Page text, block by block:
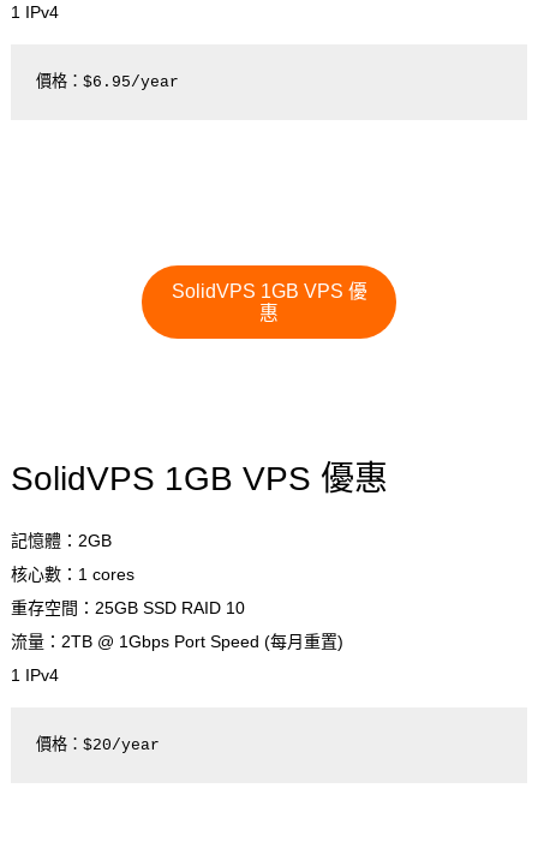
1 IPv4
SolidVPS 1GB VPS 優
惠
SolidVPS 1GB VPS 優惠
記憶體：2GB
核心數：1 cores
重存空間：25GB SSD RAID 10
流量：2TB @ 1Gbps Port Speed (每月重置)
1 IPv4